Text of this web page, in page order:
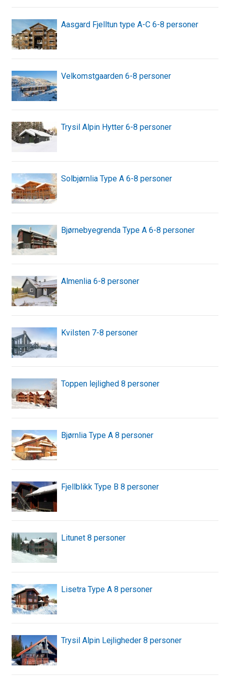
Aasgard Fjelltun type A-C 6-8 personer
Velkomstgaarden 6-8 personer
Trysil Alpin Hytter 6-8 personer
Solbjørnlia Type A 6-8 personer
Bjørnebyegrenda Type A 6-8 personer
Almenlia 6-8 personer
Kvilsten 7-8 personer
Toppen lejlighed 8 personer
Bjørnlia Type A 8 personer
Fjellblikk Type B 8 personer
Litunet 8 personer
Lisetra Type A 8 personer
Trysil Alpin Lejligheder 8 personer